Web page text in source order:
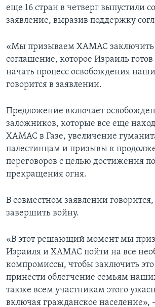
еще 16 стран в четверг выпустили
заявление, выразив поддержку
«Мы призываем ХАМАС заключить
соглашение, которое Израиль
начать процесс освобождения
говорится в заявлении.
Предложение включает
заложников, которые все еще
ХАМАС в Газе, увеличение
палестинцам и призывы к
переговоров с целью достижения
прекращения огня.
В совместном заявлении говорится,
завершить войну.
«В этот решающий момент мы
Израиля и ХАМАС пойти на все
компромиссы, чтобы заключить
принести облегчение семьям
также всем участникам этого
включая гражданское население», -